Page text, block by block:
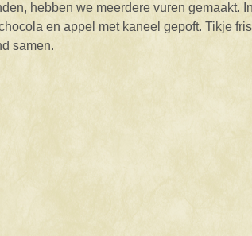
hebben we meerdere vuren gemaakt.
en appel met kaneel gepoft. Tikje
samen.